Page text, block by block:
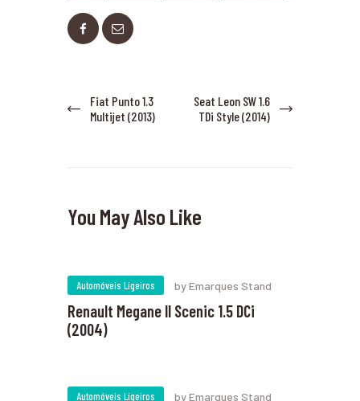
Navegação de artigos
Previous post:
Fiat Punto 1.3
Multijet (2013)
Next
Seat Leon SW 1.6
TDi Style (2014)
You May Also Like
Automóveis Ligeiros by Emarques Stand
Renault Megane II Scenic 1.5 DCi
(2004)
Automóveis Ligeiros by Emarques Stand